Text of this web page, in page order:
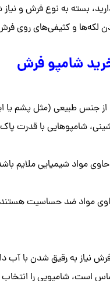
بسته به نوع فرش و
لکه‌ها و کثیفی‌های روی
شامپو فرش
جنس طبیعی (مثل پشم یا
شامپوهایی با قدرت
مواد شیمیایی ملایم
مواد ضد حساسیت
نیاز به رقیق شدن با آب
است، شامپویی را انتخاب